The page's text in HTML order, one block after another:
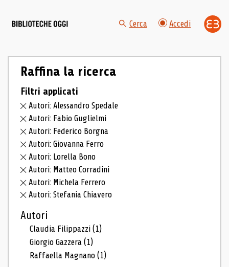
Cerca Accedi
Raffina la ricerca
Filtri applicati
Autori: Alessandro Spedale
Autori: Fabio Guglielmi
Autori: Federico Borgna
Autori: Giovanna Ferro
Autori: Lorella Bono
Autori: Matteo Corradini
Autori: Michela Ferrero
Autori: Stefania Chiavero
Autori
Claudia Filippazzi(1)
Giorgio Gazzera(1)
Raffaella Magnano(1)